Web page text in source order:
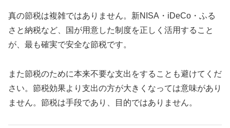
真の節税は複雑ではありません。新NISA・iDeCo・ふる
さと納税など、国が用意した制度を正しく活用すること
が、最も確実で安全な節税です。
また節税のために本来不要な支出をすることも避けてくだ
さい。節税効果より支出の方が大きくなっては意味があり
ません。節税は手段であり、目的ではありません。